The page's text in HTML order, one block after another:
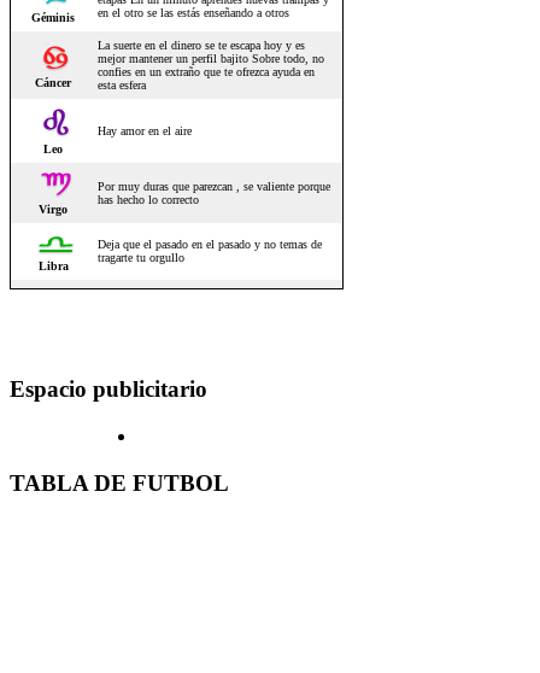
Espacio publicitario
TABLA DE FUTBOL